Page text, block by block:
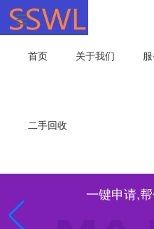
首页 关于我们
二手回收
一键申请,